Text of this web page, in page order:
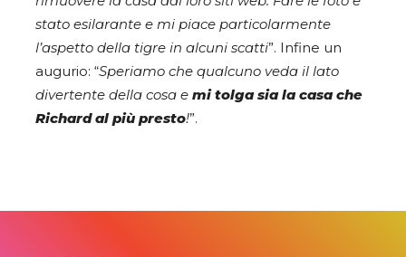
stato esilarante e mi piace particolarmente
l’aspetto della tigre in alcuni scatti”. Infine un
augurio: “Speriamo che qualcuno veda il lato
divertente della cosa e mi tolga sia la casa che
Richard al più presto!”.